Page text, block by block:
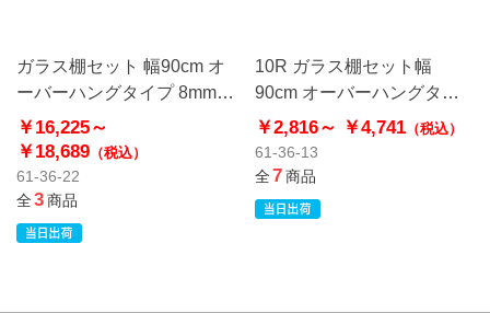
ガラス棚セット 幅90cm オ
ーバーハングタイプ 8mm厚
アンティークゴールド〔ス
トエキオリジナル〕
￥16,225～
￥18,689 （税込）
61-36-22
全3商品
10R ガラス棚セット幅
90cm オーバーハングタイ
プ 5mm厚
￥2,816～ ￥4,741（税込）
61-36-13
全7商品